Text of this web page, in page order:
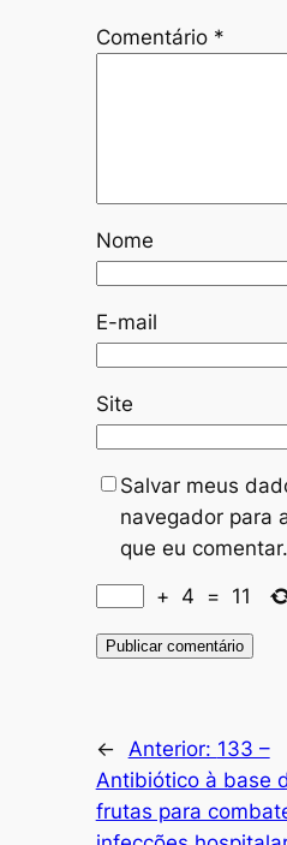
Comentário *
Nome
E-mail
Site
Salvar meus
navegador para
que eu comentar.
+ 4 = 11
← Anterior: 133 –
Antibiótico à base
frutas para